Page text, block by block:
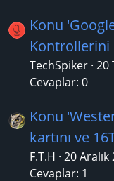
Konu
Kontrollerini
TechSpiker 20
Cevaplar: 0
Konu
kartını ve
F.T.H 20 Aralık
Cevaplar: 1